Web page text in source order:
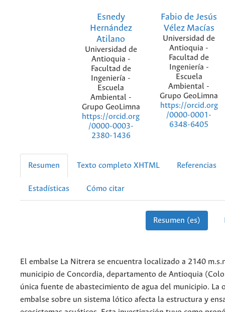
Esnedy
Hernández
Atilano
Universidad de
Antioquia -
Facultad de
Ingeniería -
Escuela
Ambiental -
Grupo GeoLimna
https://orcid.org
/0000-0003-
2380-1436
Fabio de Jesús
Vélez Macías
Universidad de
Antioquia -
Facultad de
Ingeniería -
Escuela
Ambiental -
Grupo GeoLimna
https://orcid.org
/0000-0001-
6348-6405
Resumen Texto completo XHTML Referencias
Estadísticas Cómo citar
Resumen (es)
El embalse La Nitrera se encuentra localizado a 2140
municipio de Concordia, departamento de Antioquia
única fuente de abastecimiento de agua del municipio. La
embalse sobre un sistema lótico afecta la estructura y